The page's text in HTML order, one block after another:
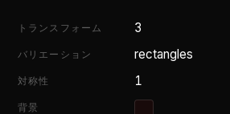
トランスフォーム 3
バリエーション rectangles
対称性 1
背景